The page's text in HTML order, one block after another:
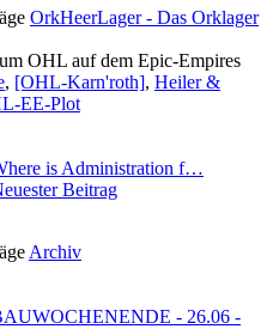
OrkHeerLager - Das Orklager
OHL auf dem Epic-Empires
, [OHL-Karn'roth], Heiler &
EE-Plot
is Administration f…
Beitrag
Archiv
- 26.06 -